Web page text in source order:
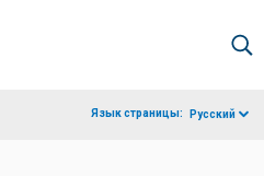
Язык страницы: Русский